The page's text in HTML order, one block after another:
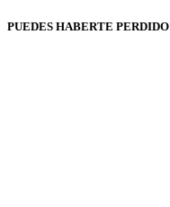
PUEDES HABERTE PERDIDO